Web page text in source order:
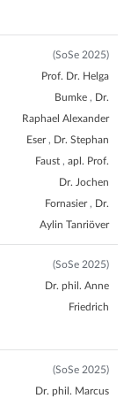
(SoSe 2025)
Prof. Dr. Helga
Bumke , Dr.
Raphael Alexander
Eser , Dr. Stephan
Faust , apl. Prof.
Dr. Jochen
Fornasier , Dr.
Aylin Tanriöver
(SoSe 2025)
Dr. phil. Anne
Friedrich
(SoSe 2025)
Dr. phil. Marcus